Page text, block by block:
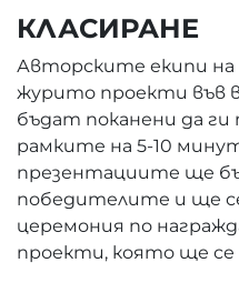
КЛАСИРАНЕ
Авторските екипи
журито проекти във
бъдат поканени да
рамките на 5-10
презентациите ще
победителите и ще
церемония по
проекти, която ще се